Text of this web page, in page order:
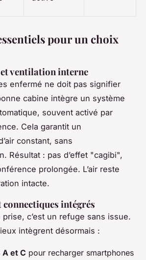
pour un choix
ventilation interne
enfermé ne doit pas signifier
cabine intègre un système
souvent activé par
Cela garantit un
constant, sans
Résultat : pas d’effet "cagibi",
prolongée. L’air reste
intacte.
connectiques intégrés
c’est un refuge sans issue.
intègrent désormais :
A et C pour recharger smartphones